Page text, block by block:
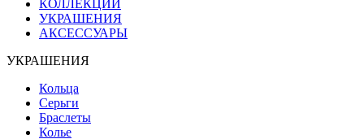
КОЛЛЕКЦИИ
УКРАШЕНИЯ
АКСЕССУАРЫ
УКРАШЕНИЯ
Кольца
Серьги
Браслеты
Колье